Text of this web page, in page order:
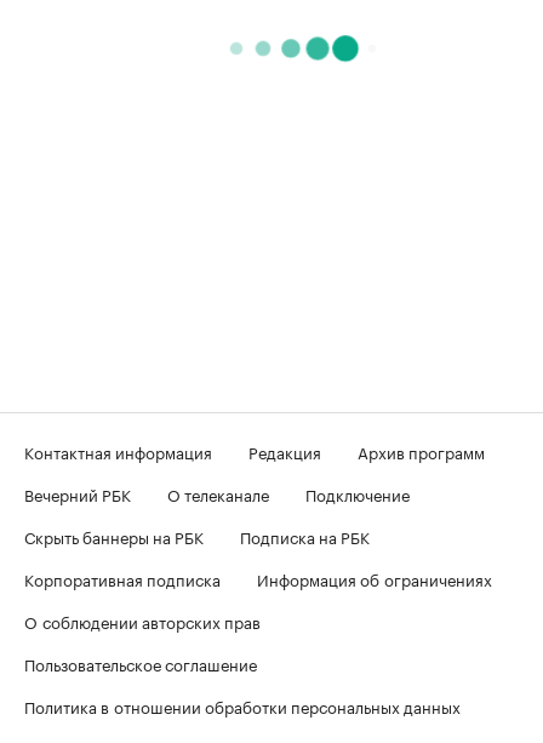
Контактная информация Редакция
Архив программ
Вечерний РБК
О телеканале
Подключение
Скрыть баннеры на РБК
Подписка на РБК
Корпоративная подписка
Информация об ограничениях
О соблюдении авторских прав
Пользовательское соглашение
Политика в отношении обработки персональных данных